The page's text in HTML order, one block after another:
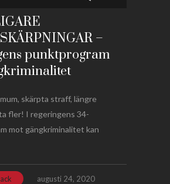
–
punktprogram
skärpta straff, längre
fler! I regeringens 34-
mot gängkriminalitet kan
augusti 24, 2020